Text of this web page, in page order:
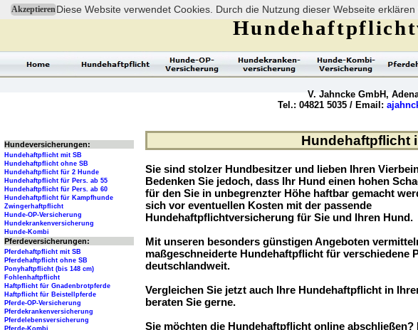
AkzeptierenDiese Website verwendet Cookies. Durch die Nutzung dieser Webseite
Hundehaftpflicht
Sie sind stolzer Hundbesitzer und lieben Ihren
Bedenken Sie jedoch, dass Ihr Hund einen hohen
für den Sie in unbegrenzter Höhe haftbar gemacht
sich vor eventuellen Kosten mit der passende
Hundehaftpflichtversicherung für Sie und Ihren Hund.
Mit unseren besonders günstigen Angeboten
maßgeschneiderte Hundehaftpflicht für verschiedene
deutschlandweit.
Vergleichen Sie jetzt auch Ihre Hundehaftpflicht in
beraten Sie gerne.
Sie möchten die Hundehaftpflicht online abschließen?
V. Jahncke GmbH,
Tel.: 04821 5035 / Email:
Hundeversicherungen:
Hundehaftpflicht mit SB
Hundehaftpflicht ohne SB
Hundehaftpflicht für 2 Hunde
Hundehaftpflicht für Pers. ab 55
Hundehaftpflicht für Pers. ab 60
Hundehaftpflicht für Kampfhunde
Zwingerhaftpflicht
Hunde-OP-Versicherung
Hundekrankenversicherung
Hunde-Kombi
Pferdeversicherungen:
Pferdehaftpflicht mit SB
Pferdehaftpflicht ohne SB
Ponyhaftpflicht (bis 148 cm)
Fohlenhaftpflicht
Haftpflicht für Gnadenbrotpferde
Haftpflicht für Beistellpferde
Pferde-OP-Versicherung
Pferdekrankenversicherung
Pferdelebensversicherung